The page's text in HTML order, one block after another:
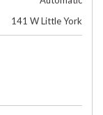
141 W Little York